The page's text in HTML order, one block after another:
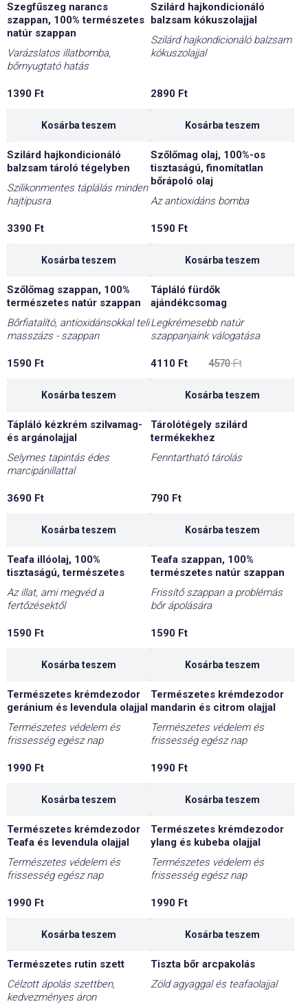
Szegfűszeg narancs
szappan, 100% természetes
natúr szappan
Varázslatos illatbomba,
bőrnyugtató hatás
1390 Ft
Kosárba teszem
Szilárd hajkondicionáló
balzsam kókuszolajjal
Szilárd hajkondicionáló balzsam
kókuszolajjal
2890 Ft
Kosárba teszem
Szilárd hajkondicionáló
balzsam tároló tégelyben
Szilikonmentes táplálás minden
hajtípusra
3390 Ft
Kosárba teszem
Szőlőmag olaj, 100%-os
tisztaságú, finomítatlan
bőrápoló olaj
Az antioxidáns bomba
1590 Ft
Kosárba teszem
Szőlőmag szappan, 100%
természetes natúr szappan
Bőrfiatalító, antioxidánsokkal teli
masszázs - szappan
1590 Ft
Kosárba teszem
Tápláló fürdők
ajándékcsomag
Legkrémesebb natúr
szappanjaink válogatása
4570Ft
price
4110 Ft
price
Kosárba teszem
Tápláló kézkrém szilvamag-
és argánolajjal
Selymes tapintás édes
marcipánillattal
3690 Ft
Kosárba teszem
Tárolótégely szilárd
termékekhez
Fenntartható tárolás
790 Ft
Kosárba teszem
Teafa illóolaj, 100%
tisztaságú, természetes
Az illat, ami megvéd a
fertőzésektől
1590 Ft
Kosárba teszem
Teafa szappan, 100%
természetes natúr szappan
Frissítő szappan a problémás
bőr ápolására
1590 Ft
Kosárba teszem
Természetes krémdezodor
geránium és levendula olajjal
Természetes védelem és
frissesség egész nap
1990 Ft
Kosárba teszem
Természetes krémdezodor
mandarin és citrom olajjal
Természetes védelem és
frissesség egész nap
1990 Ft
Kosárba teszem
Természetes krémdezodor
Teafa és levendula olajjal
Természetes védelem és
frissesség egész nap
1990 Ft
Kosárba teszem
Természetes krémdezodor
ylang és kubeba olajjal
Természetes védelem és
frissesség egész nap
1990 Ft
Kosárba teszem
Természetes rutin szett
Célzott ápolás szettben,
kedvezményes áron
Tiszta bőr arcpakolás
Zöld agyaggal és teafaolajjal